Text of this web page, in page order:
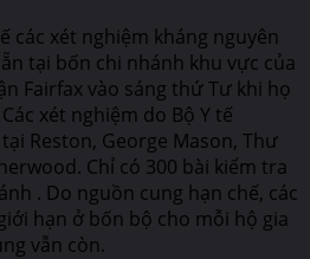
các xét nghiệm kháng nguyên
tại bốn chi nhánh khu vực của
Fairfax vào sáng thứ Tư khi họ
xét nghiệm do Bộ Y tế
Reston, George Mason, Thư
Chỉ có 300 bài kiểm tra
. Do nguồn cung hạn chế, các
hạn ở bốn bộ cho mỗi hộ gia
vẫn còn.